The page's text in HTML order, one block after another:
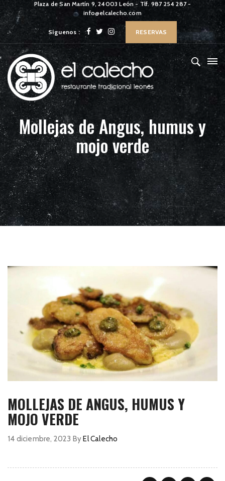
Plaza de San Martín 9, 24003 León - Tlf. 987 254 287 -
info@elcalecho.com
Síguenos : RESERVAS
Mollejas de Angus, humus y
mojo verde
MOLLEJAS DE ANGUS, HUMUS Y
MOJO VERDE
14 diciembre, 2023 By El Calecho